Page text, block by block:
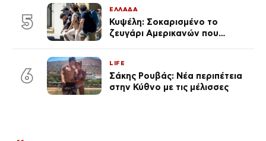
5
ΕΛΛΑΔΑ
Κυψέλη: Σοκαρισμένο το
ζευγάρι Αμερικανών που
6
LIFE
Σάκης Ρουβάς: Νέα περιπέτεια
στην Κύθνο με τις μέλισσες